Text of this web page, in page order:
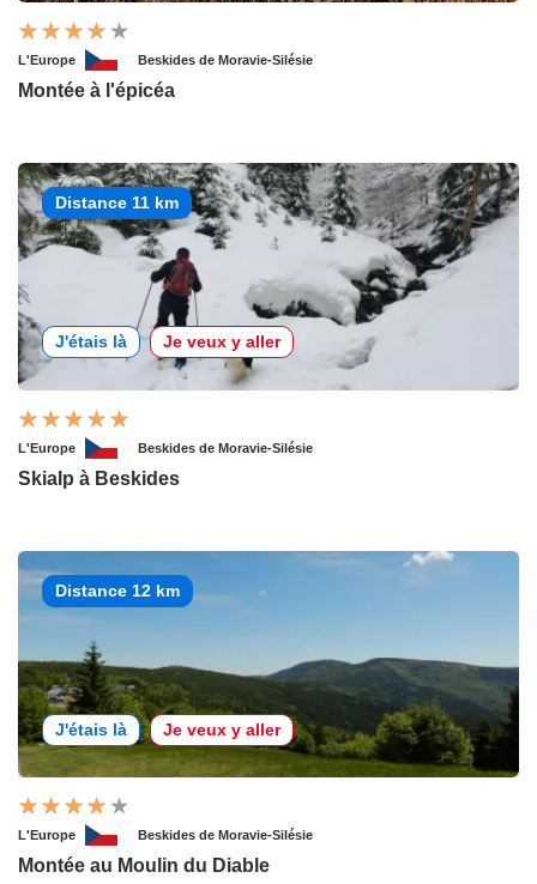
L'Europe Beskides de Moravie-Silésie
Montée à l'épicéa
Distance 11 km
J'étais là Je veux y aller
L'Europe Beskides de Moravie-Silésie
Skialp à Beskides
Distance 12 km
J'étais là Je veux y aller
L'Europe Beskides de Moravie-Silésie
Montée au Moulin du Diable